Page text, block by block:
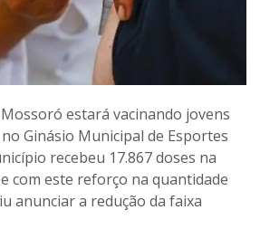
estará vacinando jovens
Ginásio Municipal de Esportes
recebeu 17.867 doses na
com este reforço na quantidade
anunciar a redução da faixa